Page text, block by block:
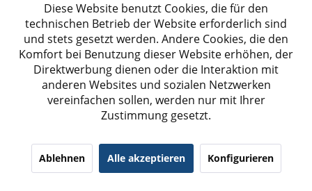
Karton suchen
Kartons bedruckenKartons nach Maß
Quadratische Kartons bedrucken
300x300x70 mm einwellige Kartons Hermes-
(35) 4.77/5.00
Diese Website benutzt Cookies, die für den
technischen Betrieb der Website erforderlich sind
und stets gesetzt werden. Andere Cookies, die den
Komfort bei Benutzung dieser Website erhöhen, der
Direktwerbung dienen oder die Interaktion mit
anderen Websites und sozialen Netzwerken
vereinfachen sollen, werden nur mit Ihrer
Zustimmung gesetzt.
Ablehnen Alle akzeptieren Konfigurieren